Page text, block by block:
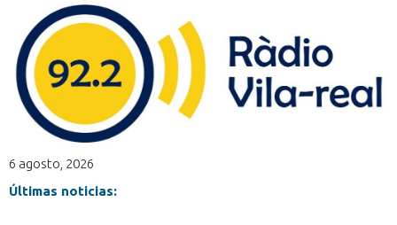
6 agosto, 2026
Últimas noticias: